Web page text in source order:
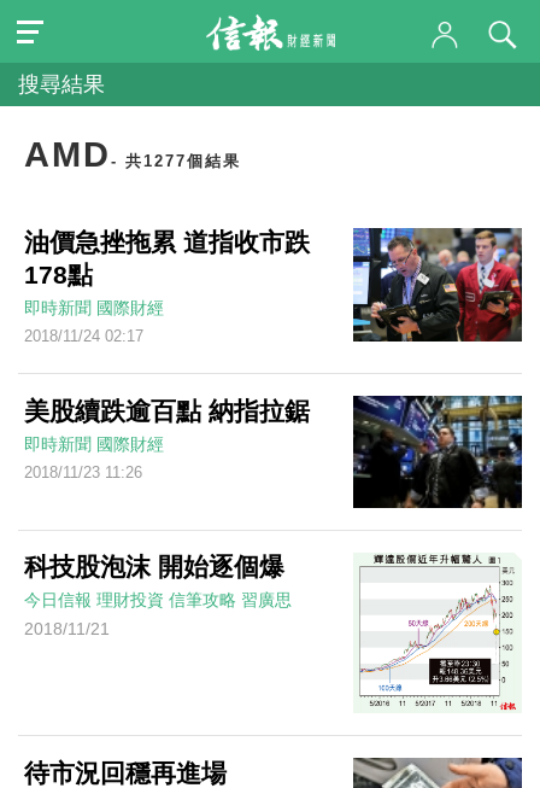
搜尋結果
AMD - 共1277個結果
油價急挫拖累 道指收市跌
178點
即時新聞 國際財經
2018/11/24 02:17
美股續跌逾百點 納指拉鋸
即時新聞 國際財經
2018/11/23 11:26
科技股泡沫 開始逐個爆
今日信報 理財投資 信筆攻略 習廣思
2018/11/21
待市況回穩再進場